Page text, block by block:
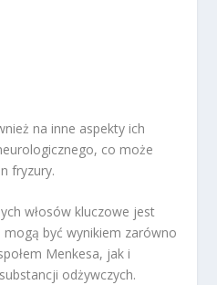
na inne aspekty ich
co może
fryzury.
włosów kluczowe jest
być wynikiem zarówno
Menkesa, jak i
odżywczych.